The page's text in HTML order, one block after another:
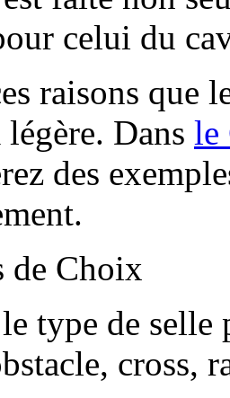
celui du
raisons que
Dans le
des
de Choix
type de selle
cross,